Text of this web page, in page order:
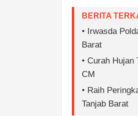
BERITA
• Irwasda
Barat
• Curah
CM
• Raih
Tanjab Barat